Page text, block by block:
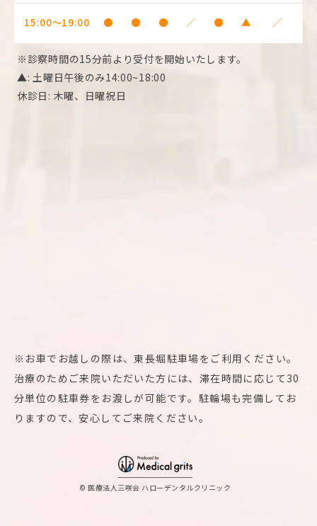
※お車でお越しの際は、東長堀駐車場をご利用ください。
治療のためご来院いただいた方には、滞在時間に応じて30
分単位の駐車券をお渡しが可能です。駐輪場も完備してお
りますので、安心してご来院ください。
15:00～19:00 ● ● ● ／ ● ▲ ／
※診察時間の15分前より受付を開始いたします。
▲: 土曜日午後のみ14:00~18:00
休診日: 木曜、日曜祝日
© 医療法人三咲会 ハローデンタルクリニック